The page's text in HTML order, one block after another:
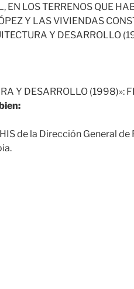
EN LOS TERRENOS QUE
Y LAS VIVIENDAS
Y DESARROLLO
Y DESARROLLO (1998)»:
de la Dirección General